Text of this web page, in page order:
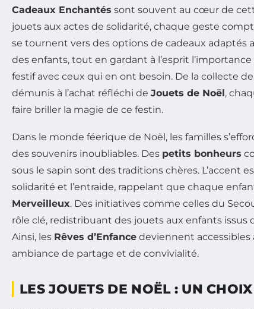
Cadeaux Enchantés sont souvent au cœur de
jouets aux actes de solidarité, chaque geste
se tournent vers des options de cadeaux adaptés
des enfants, tout en gardant à l’esprit
festif avec ceux qui en ont besoin. De la collecte
démunis à l’achat réfléchi de Jouets de Noël ,
faire briller la magie de ce festin.
Dans le monde féerique de Noël, les familles
des souvenirs inoubliables. Des petits bonheurs
sous le sapin sont des traditions chères. L’accent
solidarité et l’entraide, rappelant que chaque
Merveilleux. Des initiatives comme celles du
rôle clé, redistribuant des jouets aux enfants issus
Ainsi, les Rêves d’Enfance deviennent accessibles
ambiance de partage et de convivialité.
LES JOUETS DE NOËL : UN